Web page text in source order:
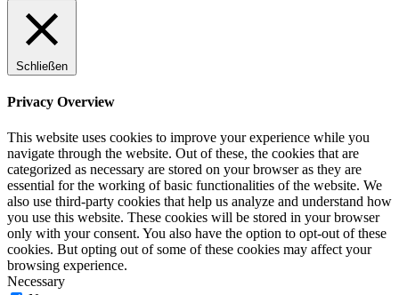
Schließen
Privacy Overview
This website uses cookies to improve your experience while you
navigate through the website. Out of these, the cookies that are
categorized as necessary are stored on your browser as they are
essential for the working of basic functionalities of the website. We
also use third-party cookies that help us analyze and understand how
you use this website. These cookies will be stored in your browser
only with your consent. You also have the option to opt-out of these
cookies. But opting out of some of these cookies may affect your
browsing experience.
Necessary